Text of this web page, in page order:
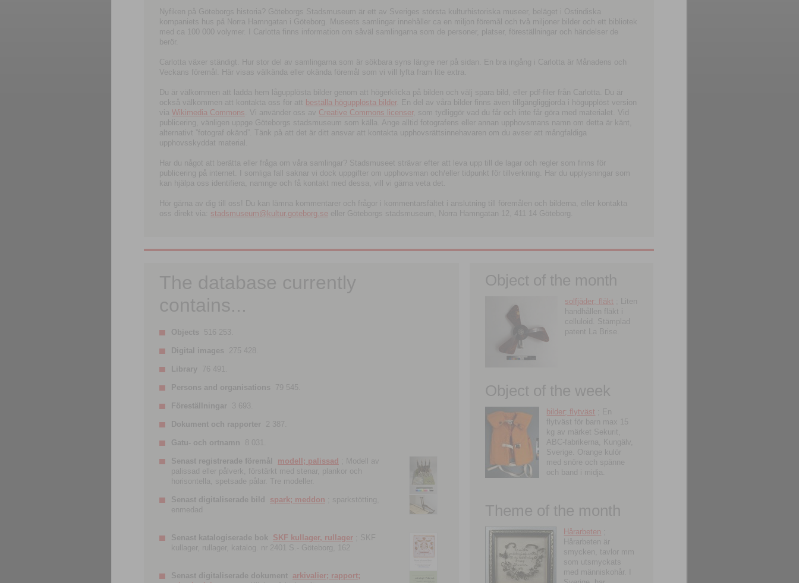
Nyfiken på Göteborgs historia? Göteborgs Stadsmuseum är ett av Sveriges största kulturhistoriska museer, beläget i Ostindiska
kompaniets hus på Norra Hamngatan i Göteborg. Museets samlingar innehåller ca en miljon föremål och två miljoner bilder och ett bibliotek
med ca 100 000 volymer. I Carlotta finns information om såväl samlingarna som de personer, platser, föreställningar och händelser de
berör.
Carlotta växer ständigt. Hur stor del av samlingarna som är sökbara syns längre ner på sidan. En bra ingång i Carlotta är Månadens och
Veckans föremål. Här visas välkända eller okända föremål som vi vill lyfta fram lite extra.
Du är välkommen att ladda hem lågupplösta bilder genom att högerklicka på bilden och välj spara bild, eller pdf-filer från Carlotta. Du är
också välkommen att kontakta oss för att beställa högupplösta bilder. En del av våra bilder finns även tillgängliggjorda i högupplöst version
via Wikimedia Commons . Vi använder oss av Creative Commons licenser, som tydliggör vad du får och inte får göra med materialet. Vid
publicering, vänligen uppge Göteborgs stadsmuseum som källa. Ange alltid fotografens eller annan upphovsmans namn om detta är känt,
alternativt ”fotograf okänd”. Tänk på att det är ditt ansvar att kontakta upphovsrättsinnehavaren om du avser att mångfaldiga
upphovsskyddat material.
Har du något att berätta eller fråga om våra samlingar? Stadsmuseet strävar efter att leva upp till de lagar och regler som finns för
publicering på internet. I somliga fall saknar vi dock uppgifter om upphovsman och/eller tidpunkt för tillverkning. Har du upplysningar som
kan hjälpa oss identifiera, namnge och få kontakt med dessa, vill vi gärna veta det.
Hör gärna av dig till oss! Du kan lämna kommentarer och frågor i kommentarsfältet i anslutning till föremålen och bilderna, eller kontakta
oss direkt via: stadsmuseum@kultur.goteborg.se eller Göteborgs stadsmuseum, Norra Hamngatan 12, 411 14 Göteborg.
The database currently
contains...
Objects 516 253.
Digital images 275 428.
Library 76 491.
Persons and organisations 79 545.
Föreställningar 3 693.
Dokument och rapporter 2 387.
Gatu- och ortnamn 8 031.
Senast registrerade föremål modell; palissad
; Modell av
palissad eller pålverk, förstärkt med stenar, plankor och
horisontella, spetsade pålar. Tre modeller.
Senast digitaliserade bild spark; meddon ; sparkstötting,
enmedad
Senast katalogiserade bok SKF kullager, rullager ; SKF
kullager, rullager, katalog. nr 2401 S.- Göteborg, 162
Senast digitaliserade dokument arkivalier; rapport;
Object of the month
solfjäder; fläkt ; Liten
handhållen fläkt i
celluloid. Stämplad
patent La Brise.
Object of the week
bilder; flytväst ; En
flytväst för barn max 15
kg av märket Sekurit,
ABC-fabrikerna, Kungälv,
Sverige. Orange kulör
med snöre och spänne
och band i midja.
Theme of the month
Hårarbeten
Hårarbeten är
smycken, tavlor mm
som utsmyckats
med människohår. I